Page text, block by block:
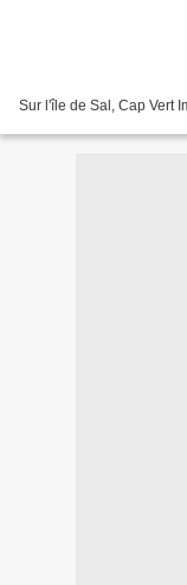
Sur l'île de Sal, Cap Vert